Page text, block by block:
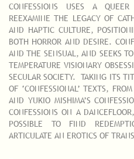
CONFESSIONS USES A
REEXAMINE THE LEGACY OF
AND HAPTIC CULTURE,
BOTH HORROR AND DESIRE.
AND THE SENSUAL, AND SEEKS
TEMPERATURE VISIONARY
SECULAR SOCIETY. TAKING ITS
OF ‘CONFESSIONAL’ TEXTS,
AND YUKIO MISHIMA’S
CONFESSIONS ON A
POSSIBLE TO FIND
ARTICULATE AN EROTICS OF